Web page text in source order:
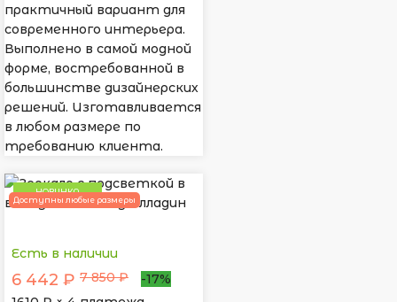
практичный вариант для
современного интерьера.
Выполнено в самой модной
форме, востребованной в
большинстве дизайнерских
решений. Изготавливается
в любом размере по
требованию клиента.
НОВИНКА
Доступны любые размеры
Есть в наличии
6 442 ₽ 7 850 ₽
-17%